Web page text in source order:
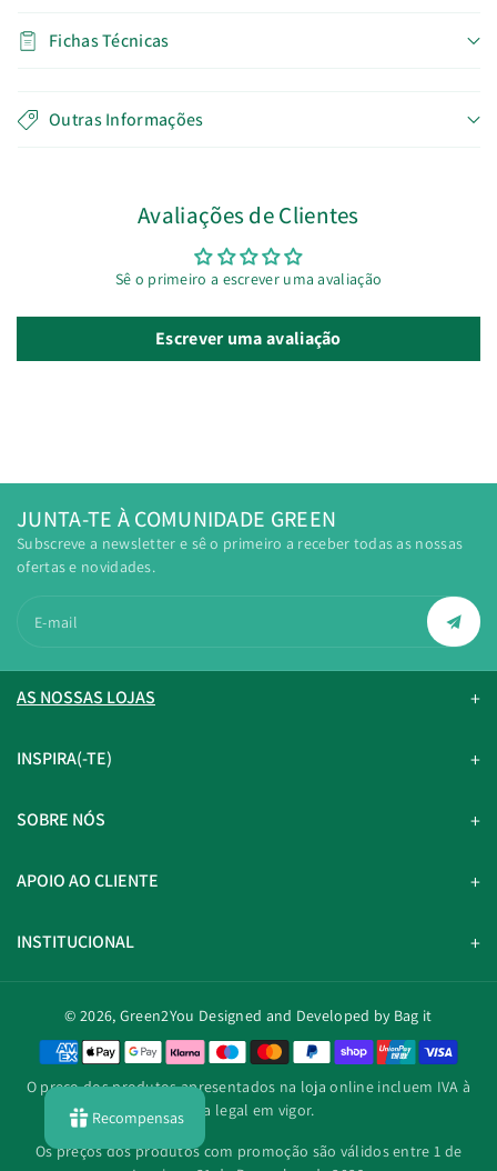
Fichas Técnicas
Outras Informações
Avaliações de Clientes
Sê o primeiro a escrever uma avaliação
Escrever uma avaliação
JUNTA-TE À COMUNIDADE GREEN
Subscreve a newsletter e sê o primeiro a receber todas as nossas
ofertas e novidades.
E-mail
AS NOSSAS LOJAS
INSPIRA(-TE)
SOBRE NÓS
APOIO AO CLIENTE
INSTITUCIONAL
© 2026, Green2You Designed and Developed by Bag it
M
t
o
O preço dos produtos apresentados na loja online incluem IVA à
taxa legal em vigor.
Os preços dos produtos com promoção são válidos entre 1 de
Recompensas